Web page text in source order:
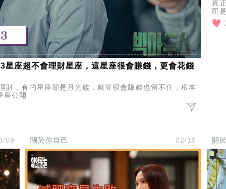
座超不會理財星座，這星座很會賺錢，更會花錢
財，有的星座卻是月光族，就算很會賺錢也留不住，根本
座公開
真
而
達
有
09 關於你自己 02/19 關